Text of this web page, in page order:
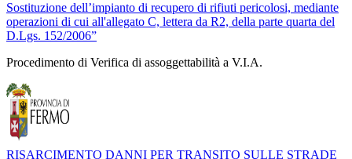
Sostituzione dell’impianto di recupero di rifiuti pericolosi, mediante
operazioni di cui all'allegato C, lettera da R2, della parte quarta del
D.Lgs. 152/2006”
Procedimento di Verifica di assoggettabilità a V.I.A.
RISARCIMENTO DANNI PER TRANSITO SULLE STRADE